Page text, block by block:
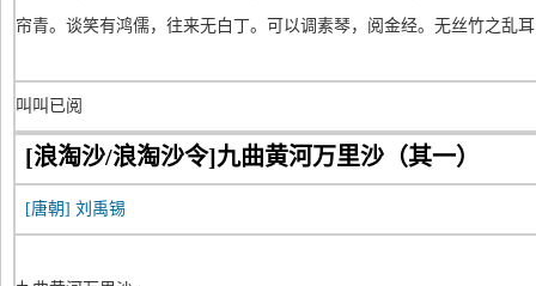
帘青。谈笑有鸿儒，往来无白丁。可以调素琴，阅金经。无丝竹之乱耳
叫叫已阅
[浪淘沙/浪淘沙令]九曲黄河万里沙（其一）
[唐朝] 刘禹锡